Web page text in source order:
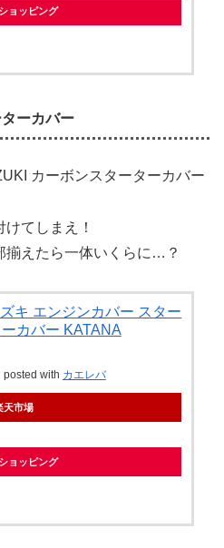
ョッピング
ーカバー
てしまえ！
揃えたら一体いくらに…？
キ エンジンカバー スター
ーカバー KATANA
posted with カエレバ
天市場
ョッピング